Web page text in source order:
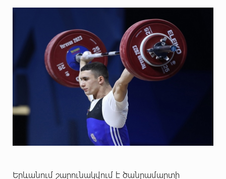
Երևանում շարունակվում է ծանրամարտի